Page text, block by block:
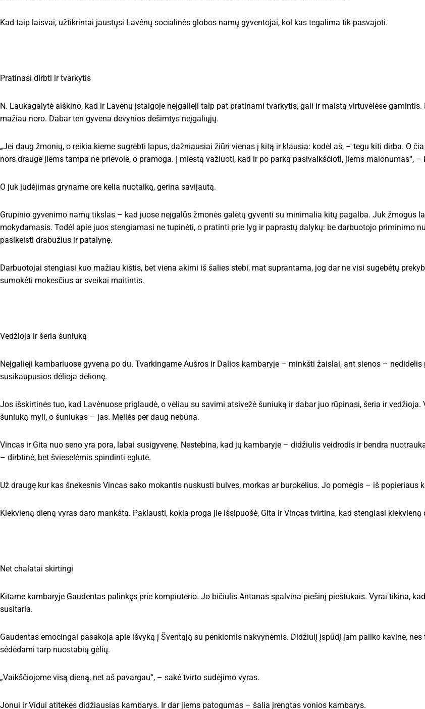
Kad taip laisvai, užtikrintai jaustųsi Lavėnų socialinės globos namų gyventojai, kol kas tegalima tik pasvajoti.
Pratinasi dirbti ir tvarkytis
N. Laukagalytė aiškino, kad ir Lavėnų įstaigoje neįgalieji taip pat pratinami tvarkytis, gali ir maistą virtuvėlėse gamintis.
mažiau noro. Dabar ten gyvena devynios dešimtys neįgaliųjų.
„Jei daug žmonių, o reikia kieme sugrėbti lapus, dažniausiai žiūri vienas į kitą ir klausia: kodėl aš, – tegu kiti dirba. O
nors drauge jiems tampa ne prievole, o pramoga. Į miestą važiuoti, kad ir po parką pasivaikščioti, jiems malonumas“, –
O juk judėjimas gryname ore kelia nuotaiką, gerina savijautą.
Grupinio gyvenimo namų tikslas – kad juose neįgalūs žmonės galėtų gyventi su minimalia kitų pagalba. Juk žmogus
mokydamasis. Todėl apie juos stengiamasi ne tupinėti, o pratinti prie lyg ir paprastų dalykų: be darbuotojo priminimo
pasikeisti drabužius ir patalynę.
Darbuotojai stengiasi kuo mažiau kištis, bet viena akimi iš šalies stebi, mat suprantama, jog dar ne visi sugebėtų
sumokėti mokesčius ar sveikai maitintis.
Vedžioja ir šeria šuniuką
Neįgalieji kambariuose gyvena po du. Tvarkingame Aušros ir Dalios kambaryje – minkšti žaislai, ant sienos – nedidelis
susikaupusios dėlioja dėlionę.
Jos išskirtinės tuo, kad Lavėnuose priglaudė, o vėliau su savimi atsivežė šuniuką ir dabar juo rūpinasi, šeria ir vedžioja.
šuniuką myli, o šuniukas – jas. Meilės per daug nebūna.
Vincas ir Gita nuo seno yra pora, labai susigyvenę. Nestebina, kad jų kambaryje – didžiulis veidrodis ir bendra
– dirbtinė, bet švieselėmis spindinti eglutė.
Už draugę kur kas šnekesnis Vincas sako mokantis nuskusti bulves, morkas ar burokėlius. Jo pomėgis – iš popieriaus
Kiekvieną dieną vyras daro mankštą. Paklausti, kokia proga jie išsipuošė, Gita ir Vincas tvirtina, kad stengiasi
Net chalatai skirtingi
Kitame kambaryje Gaudentas palinkęs prie kompiuterio. Jo bičiulis Antanas spalvina piešinį pieštukais. Vyrai tikina,
susitaria.
Gaudentas emocingai pasakoja apie išvyką į Šventąją su penkiomis nakvynėmis. Didžiulį įspūdį jam paliko kavinė,
sėdėdami tarp nuostabių gėlių.
„Vaikščiojome visą dieną, net aš pavargau“, – sakė tvirto sudėjimo vyras.
Jonui ir Vidui atitekęs didžiausias kambarys. Ir dar jiems patogumas – šalia įrengtas vonios kambarys.